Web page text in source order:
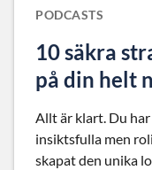
PODCASTS
10 säkra
på din helt
Allt är klart. Du
insiktsfulla men
skapat den unika